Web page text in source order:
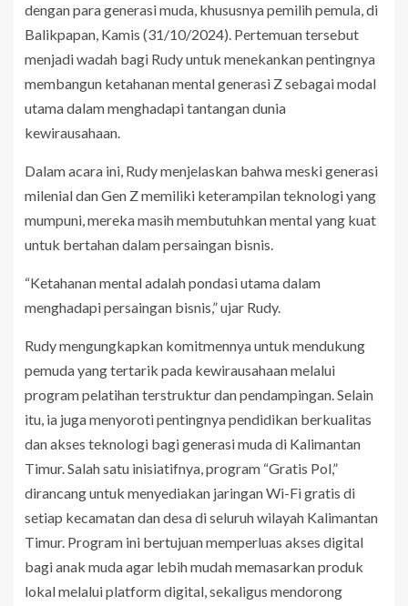
dengan para generasi muda, khususnya pemilih pemula, di
Balikpapan, Kamis (31/10/2024). Pertemuan tersebut
menjadi wadah bagi Rudy untuk menekankan pentingnya
membangun ketahanan mental generasi Z sebagai modal
utama dalam menghadapi tantangan dunia
kewirausahaan.
Dalam acara ini, Rudy menjelaskan bahwa meski generasi
milenial dan Gen Z memiliki keterampilan teknologi yang
mumpuni, mereka masih membutuhkan mental yang kuat
untuk bertahan dalam persaingan bisnis.
“Ketahanan mental adalah pondasi utama dalam
menghadapi persaingan bisnis,” ujar Rudy.
Rudy mengungkapkan komitmennya untuk mendukung
pemuda yang tertarik pada kewirausahaan melalui
program pelatihan terstruktur dan pendampingan. Selain
itu, ia juga menyoroti pentingnya pendidikan berkualitas
dan akses teknologi bagi generasi muda di Kalimantan
Timur. Salah satu inisiatifnya, program “Gratis Pol,”
dirancang untuk menyediakan jaringan Wi-Fi gratis di
setiap kecamatan dan desa di seluruh wilayah Kalimantan
Timur. Program ini bertujuan memperluas akses digital
bagi anak muda agar lebih mudah memasarkan produk
lokal melalui platform digital, sekaligus mendorong